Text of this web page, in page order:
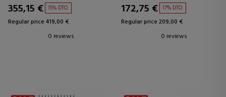
355,15 € 15% DTO.
Regular price 419,00 €
0 reviews
172,75 € 17% DTO.
Regular price 209,00 €
0 reviews